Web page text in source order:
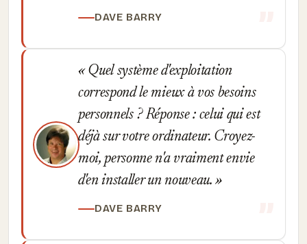
DAVE BARRY
Quel système d'exploitation
correspond le mieux à vos besoins
personnels ? Réponse : celui qui est
déjà sur votre ordinateur. Croyez-
moi, personne n'a vraiment envie
d'en installer un nouveau.
DAVE BARRY